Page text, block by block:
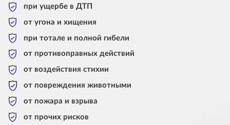
при ущербе в ДТП
от угона и хищения
при тотале и полной гибели
от противоправных действий
от воздействия стихии
от повреждения животными
от пожара и взрыва
от прочих рисков